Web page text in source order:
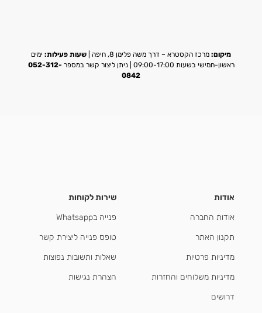
מיקום: מרכז הקסטרא – דרך משה פלימן 8, חיפה | שעות פעילות: ימים
ראשון-חמישי בשעות 09:00-17:00 | ניתן ליצור קשר במספר
052-312-
0842
אודות
אודות החברה
תקנון האתר
מדיניות פרטיות
מדיניות משלוחים והחזרות
דרושים
שירות לקוחות
פנייה בWhatsapp
טופס פנייה ליצירת קשר
שאלות ותשובות נפוצות
הצהרת נגישות